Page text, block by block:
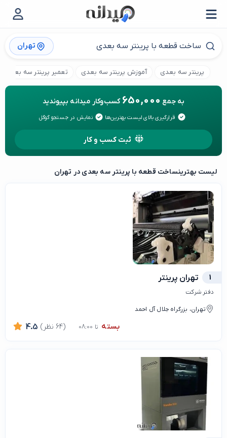
تهران
پرینتر سه بعدی آموزش پرینتر سه بعدی تعمیر پرینتر سه بعدی
به جمع 650,000 کسب‌وکار میدانه بپیوندید
قرارگیری بالای لیست بهترین‌ها نمایش در جستجو گوگل
ثبت کسب و کار
لیست بهترینساخت قطعه با پرینتر سه بعدی در تهران
1 تهران پرینتر
دفتر شرکت
تهران، بزرگراه جلال آل احمد
بسته تا 08:00 4.5 (64 نظر)